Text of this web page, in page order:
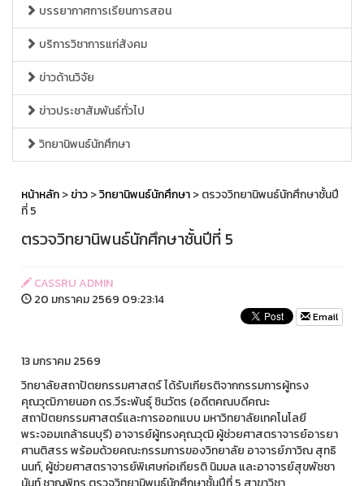
บรรยากาศการเรียนการสอน
บริการวิชาการแก่สังคม
ข่าวด้านวิจัย
ข่าวประชาสัมพันธ์ทั่วไป
วิทยานิพนธ์นักศึกษา
หน้าหลัก>ข่าว>วิทยานิพนธ์นักศึกษา> ตรวจวิทยานิพนธ์นักศึกษาชั้นปี
ที่ 5
ตรวจวิทยานิพนธ์นักศึกษาชั้นปีที่ 5
CASSRU ADMIN
20 มกราคม 2569 09:23:14
Email
13 มกราคม 2569
วิทยาลัยสถาปัตยกรรมศาสตร์ ได้รับเกียรติจากกรรมการผู้ทรง
คุณวุฒิภายนอก ดร.วีระพันธุ์ ชินวัตร (อดีตคณบดีคณะ
สถาปัตยกรรมศาสตร์และการออกแบบ มหาวิทยาลัยเทคโนโลยี
พระจอมเกล้าธนบุรี) อาจารย์ผู้ทรงคุณวุฒิ ผู้ช่วยศาสตราจารย์อารยา
ศานติสรร พร้อมด้วยคณะกรรมการของวิทยาลัย อาจารย์ภาวิณ สุทธิ
นนท์, ผู้ช่วยศาสตราจารย์พิเศษก่อเกียรติ นิมมล และอาจารย์สุขพัชชา